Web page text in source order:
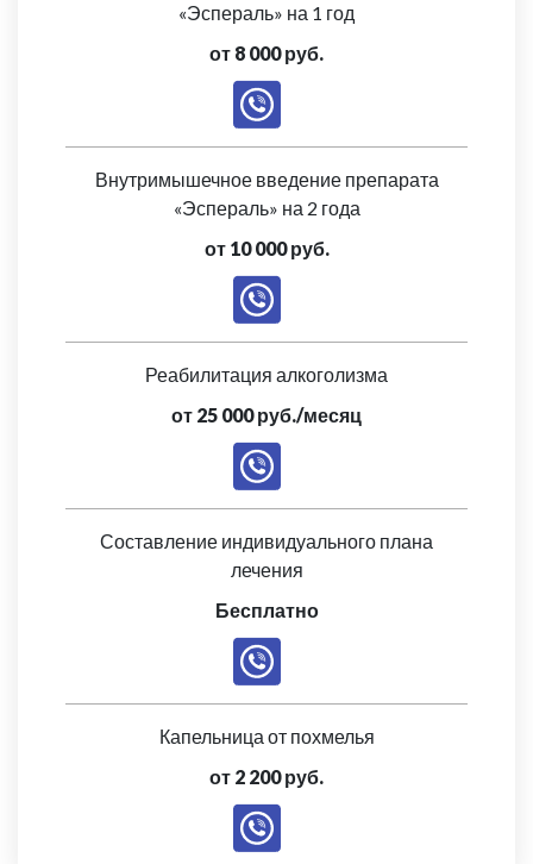
«Эспераль» на 1 год
от 8 000 руб.
Внутримышечное введение препарата
«Эспераль» на 2 года
от 10 000 руб.
Реабилитация алкоголизма
от 25 000 руб./месяц
Составление индивидуального плана
лечения
Бесплатно
Капельница от похмелья
от 2 200 руб.